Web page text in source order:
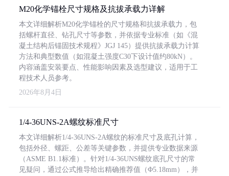
M20化学锚栓尺寸规格及抗拔承载力详解
本文详细解析M20化学锚栓的尺寸规格和抗拔承载力，包
括螺杆直径、钻孔尺寸等参数，并依据专业标准（如《混
凝土结构后锚固技术规程》JGJ 145）提供抗拔承载力计算
方法和典型数值（如混凝土强度C30下设计值约80kN）。
内容涵盖安装要点、性能影响因素及选型建议，适用于工
程技术人员参考。
2026年8月4日
1/4-36UNS-2A螺纹标准尺寸
本文详细解析1/4-36UNS-2A螺纹的标准尺寸及底孔计算，
包括外径、螺距、公差等关键参数，并提供专业数据来源
（ASME B1.1标准）。针对1/4-36UNS螺纹底孔尺寸的常
见疑问，通过公式推导给出精确推荐值（Φ5.18mm），并